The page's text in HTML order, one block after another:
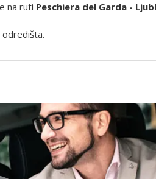
na ruti Peschiera del Garda -